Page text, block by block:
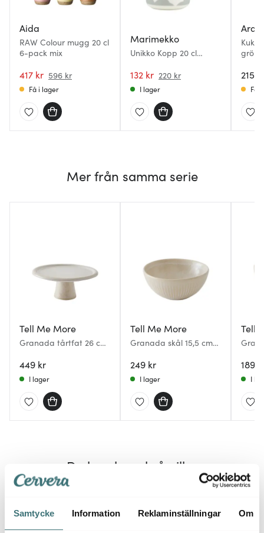
Samtycke Information Reklaminställningar Om
Aida
RAW Colour mugg 20 cl
6-pack mix
417 kr 596 kr
Få i lager
Marimekko
Unikko Kopp 20 cl
132 kr 220 kr
I lager
grön
215
Få
Mer från samma serie
Tell Me More
Granada tårtfat 26 cm
449 kr
I lager
Tell Me More
Granada skål 15,5 cm
249 kr
I lager
Tell
189
I
Du kanske också gillar